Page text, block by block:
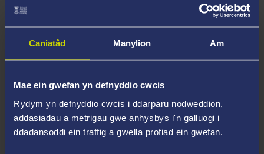
Caniatâd Manylion Am
Mae ein gwefan yn defnyddio cwcis
Rydym yn defnyddio cwcis i ddarparu nodweddion,
addasiadau a metrigau gwe anhysbys i'n galluogi i
ddadansoddi ein traffig a gwella profiad ein gwefan.
Canolfan am Heneiddio Arloesol